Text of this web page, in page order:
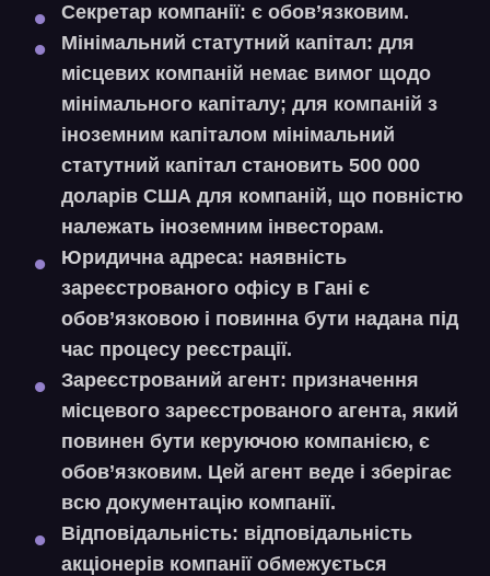
Секретар компанії: є обов’язковим.
Мінімальний статутний капітал: для
місцевих компаній немає вимог щодо
мінімального капіталу; для компаній з
іноземним капіталом мінімальний
статутний капітал становить 500 000
доларів США для компаній, що повністю
належать іноземним інвесторам.
Юридична адреса: наявність
зареєстрованого офісу в Гані є
обов’язковою і повинна бути надана під
час процесу реєстрації.
Зареєстрований агент: призначення
місцевого зареєстрованого агента, який
повинен бути керуючою компанією, є
обов’язковим. Цей агент веде і зберігає
всю документацію компанії.
Відповідальність: відповідальність
акціонерів компанії обмежується